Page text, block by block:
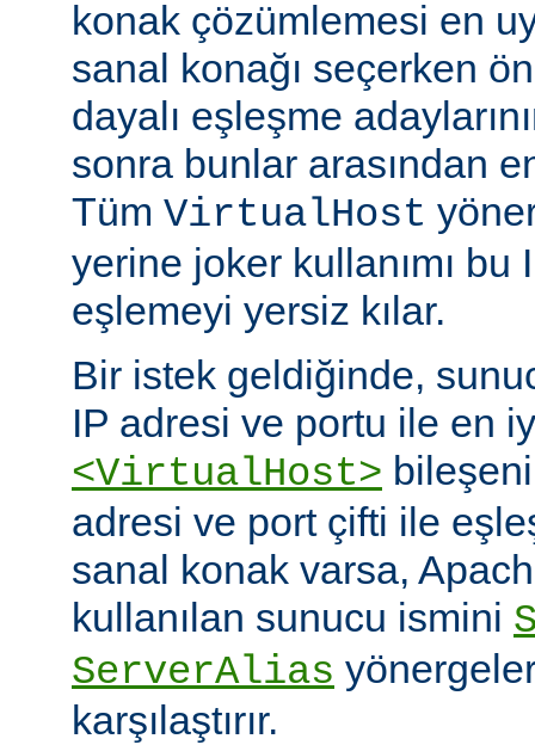
konak çözümlemesi en
sanal konağı seçerken
dayalı eşleşme
sonra bunlar arasından
Tüm VirtualHost
yerine joker kullanımı bu
eşlemeyi yersiz kılar.
Bir istek geldiğinde,
IP adresi ve portu ile en
<VirtualHost>
adresi ve port çifti ile
sanal konak varsa,
kullanılan sunucu ismini
ServerAlias
karşılaştırır.